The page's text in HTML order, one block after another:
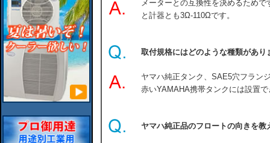
メーターとの互換性を決めるため
と計器とも3Ω-110Ωです。
取付規格にはどのような種類があり
ヤマハ純正タンク、SAE5穴フラン
赤いYAMAHA携帯タンクには設置
ヤマハ純正品のフロートの向きを教